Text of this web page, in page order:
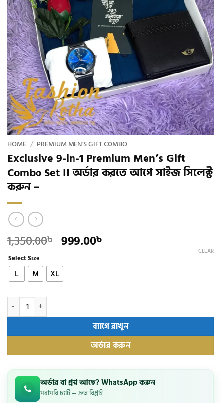
HOME / PREMIUM MEN'S GIFT COMBO
Exclusive 9-in-1 Premium Men’s Gift
Combo Set II অর্ডার করতে আগে সাইজ সিলেক্ট
করুন –
1,350.00৳ Original
was:
1,350.00৳ .
999.00৳
Select Size
L M XL
CLEAR
Exclusive 9-in-1 Premium Men's Gift Combo Set II অর্ডার করতে আগে
ব্যাগে রাখুন
অর্ডার করুন
অর্ডার বা প্রশ্ন আছে? WhatsApp করুন
সরাসরি চ্যাট — দ্রুত রিপ্লাই